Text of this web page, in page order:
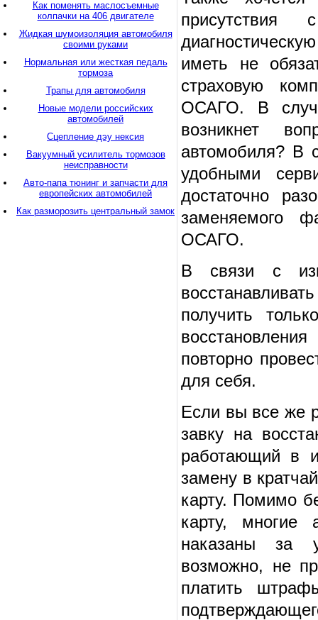
иметь не
страховую
ОСАГО. В
возникнет
автомобиля? В
удобными
достаточно
заменяемого
ОСАГО.
В связи с
получить
повторно
для себя.
Если вы все же
завку на
работающий в
замену в
карту. Помимо
карту, многие
наказаны за
возможно, не
платить
Как поменять маслосъемные
колпачки на 406 двигателе
Жидкая шумоизоляция автомобиля
своими руками
Нормальная или жесткая педаль
тормоза
Трапы для автомобиля
Новые модели российских
автомобилей
Сцепление дэу нексия
Вакуумный усилитель тормозов
неисправности
Авто-папа тюнинг и запчасти для
европейских автомобилей
Как разморозить центральный замок